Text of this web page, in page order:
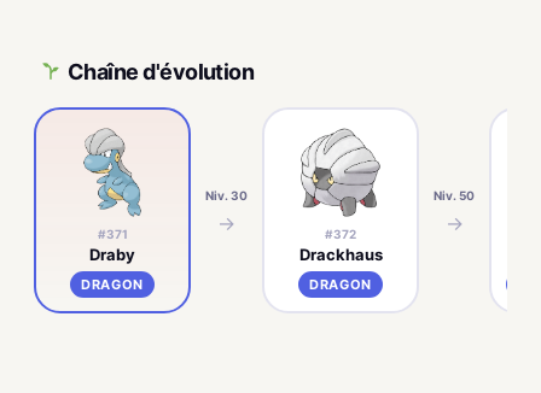
Chaîne d'évolution
#371
Draby
DRAGON
Niv. 30
→ #372
Drackhaus
DRAGON
Niv. 50
→